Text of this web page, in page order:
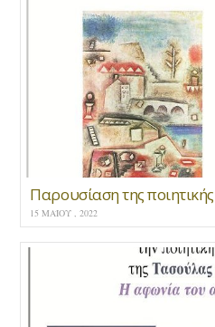
15 ΜΑΪ́ΟΥ , 2022